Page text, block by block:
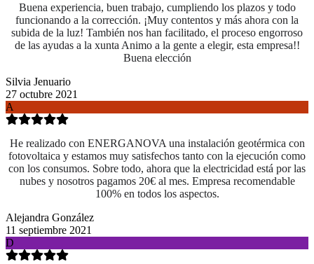
Buena experiencia, buen trabajo, cumpliendo los plazos y todo
funcionando a la corrección. ¡Muy contentos y más ahora con la
subida de la luz! También nos han facilitado, el proceso engorroso
de las ayudas a la xunta Animo a la gente a elegir, esta empresa!!
Buena elección
Silvia Jenuario
27 octubre 2021
A
He realizado con ENERGANOVA una instalación geotérmica con
fotovoltaica y estamos muy satisfechos tanto con la ejecución como
con los consumos. Sobre todo, ahora que la electricidad está por las
nubes y nosotros pagamos 20€ al mes. Empresa recomendable
100% en todos los aspectos.
Alejandra González
11 septiembre 2021
D